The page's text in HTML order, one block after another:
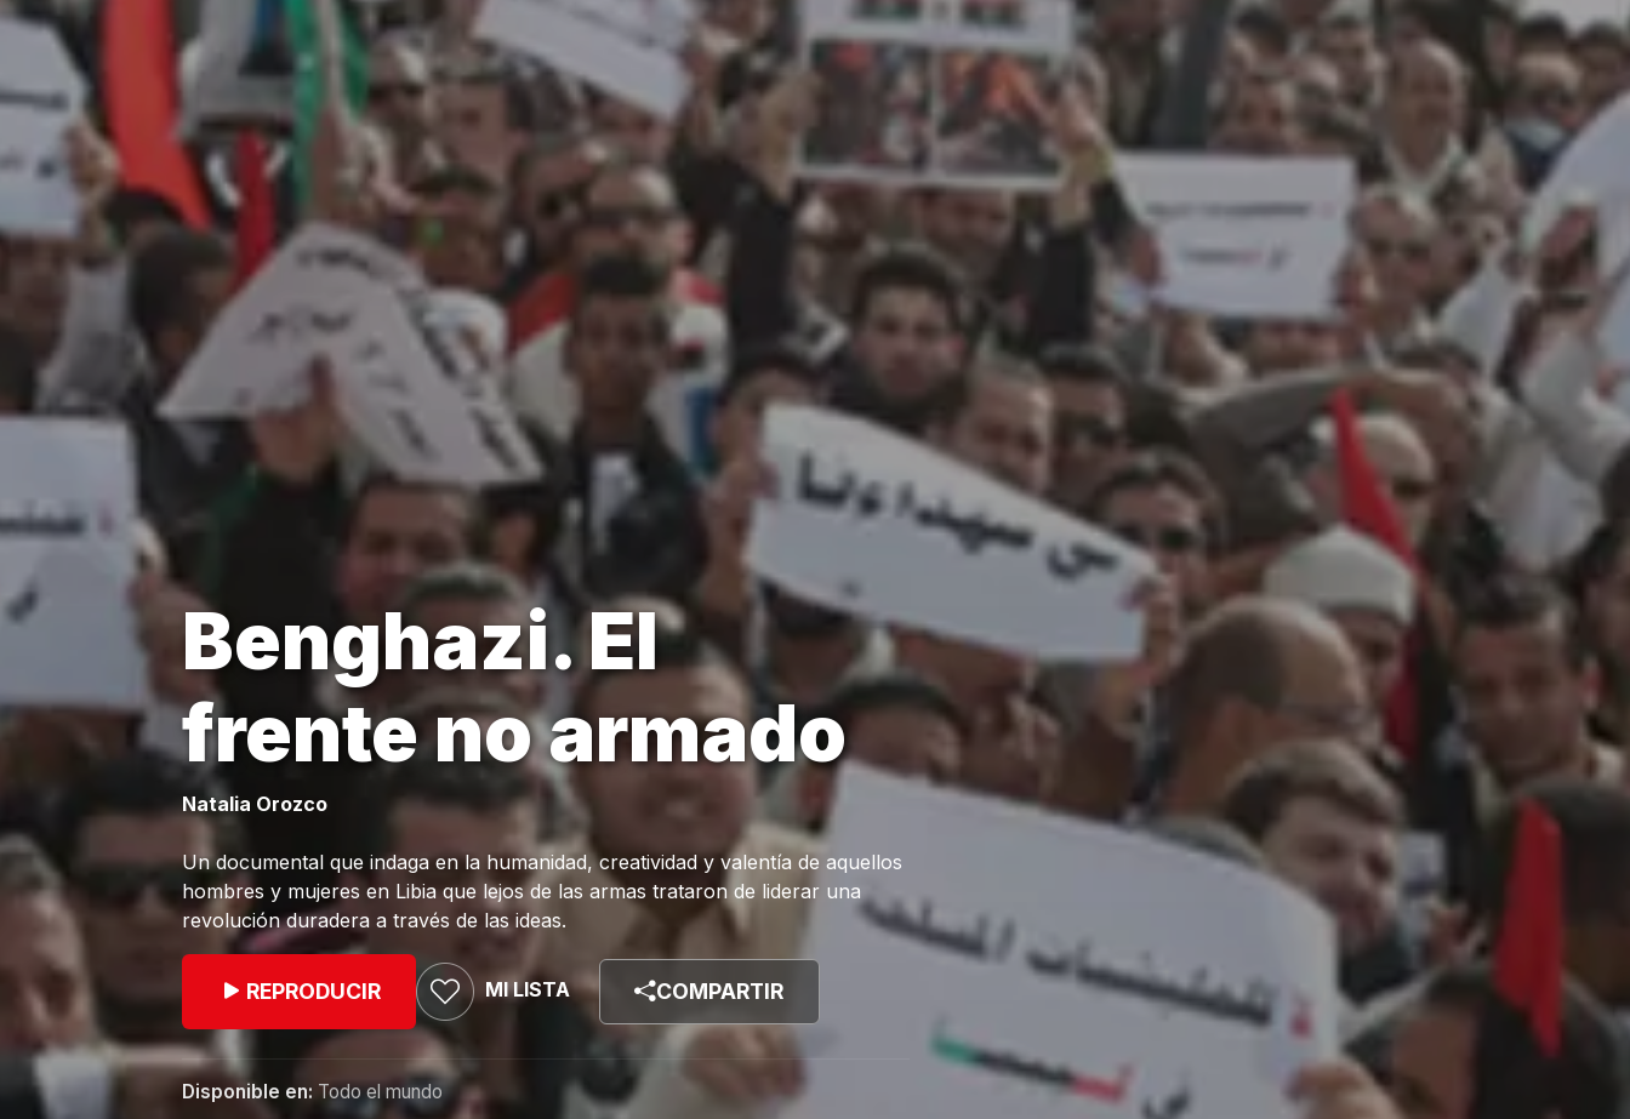
Benghazi. El
frente no armado
Natalia Orozco
Un documental que indaga en la humanidad, creatividad y valentía de aquellos
hombres y mujeres en Libia que lejos de las armas trataron de liderar una
revolución duradera a través de las ideas.
REPRODUCIR MI LISTA COMPARTIR
Disponible en: Todo el mundo